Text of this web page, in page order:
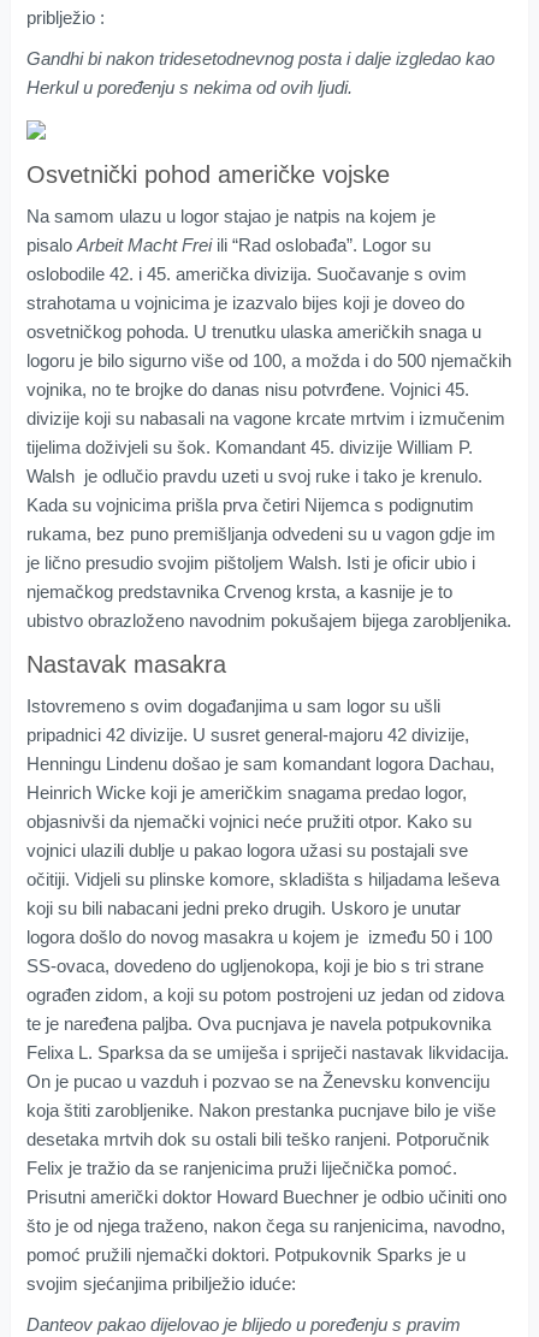
priblježio :
Gandhi bi nakon tridesetodnevnog posta i dalje izgledao kao
Herkul u poređenju s nekima od ovih ljudi.
Osvetnički pohod američke vojske
Na samom ulazu u logor stajao je natpis na kojem je
pisaloArbeit Macht Freiili “Rad oslobađa”. Logor su
oslobodile 42. i 45. američka divizija. Suočavanje s ovim
strahotama u vojnicima je izazvalo bijes koji je doveo do
osvetničkog pohoda. U trenutku ulaska američkih snaga u
logoru je bilo sigurno više od 100, a možda i do 500 njemačkih
vojnika, no te brojke do danas nisu potvrđene. Vojnici 45.
divizije koji su nabasali na vagone krcate mrtvim i izmučenim
tijelima doživjeli su šok. Komandant 45. divizije William P.
Walsh je odlučio pravdu uzeti u svoj ruke i tako je krenulo.
Kada su vojnicima prišla prva četiri Nijemca s podignutim
rukama, bez puno premišljanja odvedeni su u vagon gdje im
je lično presudio svojim pištoljem Walsh. Isti je oficir ubio i
njemačkog predstavnika Crvenog krsta, a kasnije je to
ubistvo obrazloženo navodnim pokušajem bijega zarobljenika.
Nastavak masakra
Istovremeno s ovim događanjima u sam logor su ušli
pripadnici 42 divizije. U susret general-majoru 42 divizije,
Henningu Lindenu došao je sam komandant logora Dachau,
Heinrich Wicke koji je američkim snagama predao logor,
objasnivši da njemački vojnici neće pružiti otpor. Kako su
vojnici ulazili dublje u pakao logora užasi su postajali sve
očitiji. Vidjeli su plinske komore, skladišta s hiljadama leševa
koji su bili nabacani jedni preko drugih. Uskoro je unutar
logora došlo do novog masakra u kojem je između 50 i 100
SS-ovaca, dovedeno do ugljenokopa, koji je bio s tri strane
ograđen zidom, a koji su potom postrojeni uz jedan od zidova
te je naređena paljba. Ova pucnjava je navela potpukovnika
Felixa L. Sparksa da se umiješa i spriječi nastavak likvidacija.
On je pucao u vazduh i pozvao se na Ženevsku konvenciju
koja štiti zarobljenike. Nakon prestanka pucnjave bilo je više
desetaka mrtvih dok su ostali bili teško ranjeni. Potporučnik
Felix je tražio da se ranjenicima pruži liječnička pomoć.
Prisutni američki doktor Howard Buechner je odbio učiniti ono
što je od njega traženo, nakon čega su ranjenicima, navodno,
pomoć pružili njemački doktori. Potpukovnik Sparks je u
svojim sjećanjima pribilježio iduće:
Danteov pakao dijelovao je blijedo u poređenju s pravim